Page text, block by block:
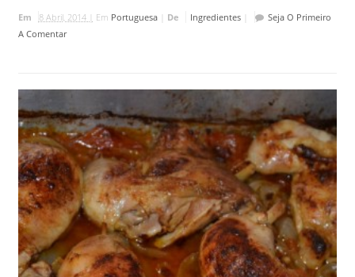
Em 8 Abril, 2014 | Em Portuguesa| De Ingredientes|
Seja O Primeiro
A Comentar